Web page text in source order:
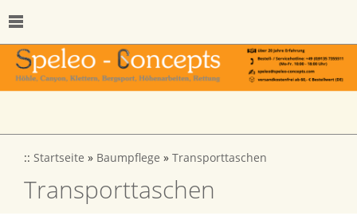
:: Startseite » Baumpflege » Transporttaschen
Transporttaschen